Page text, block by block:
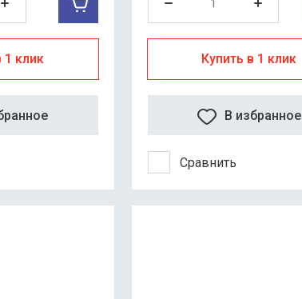
1 клик Купить в 1 клик
Сравнить
В избранное